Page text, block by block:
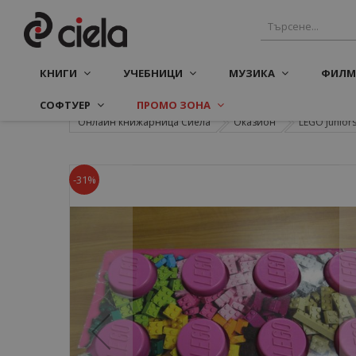
КНИГИ УЧЕБНИЦИ МУЗИКА
СОФТУЕР ПРОМО ЗОНА
Онлайн книжарница Сиела Оказион LEGO
-31%